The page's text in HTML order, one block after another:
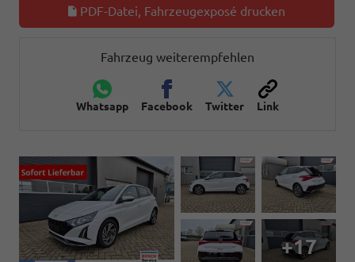
PDF-Datei, Fahrzeugexposé drucken
Fahrzeug weiterempfehlen
Whatsapp Facebook Twitter Link
+17